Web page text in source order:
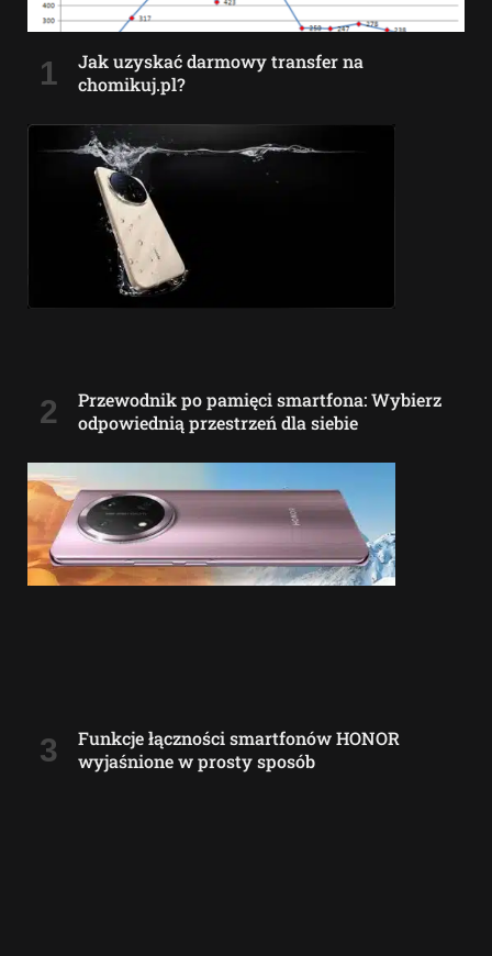
Jak uzyskać darmowy transfer na
chomikuj.pl?
Przewodnik po pamięci smartfona: Wybierz
odpowiednią przestrzeń dla siebie
Funkcje łączności smartfonów HONOR
wyjaśnione w prosty sposób